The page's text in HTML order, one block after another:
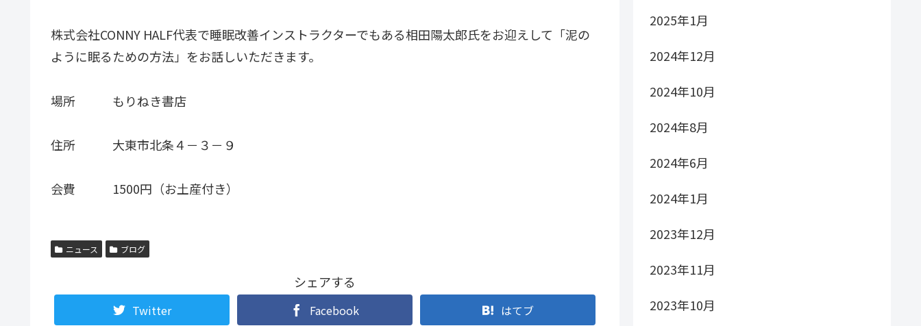
株式会社CONNY HALF代表で睡眠改善インストラクターでもある相田陽太郎氏をお迎えして「泥の
ように眠るための方法」をお話しいただきます。
場所 もりねき書店
住所 大東市北条４－３－９
会費 1500円（お土産付き）
ニュース ブログ
シェアする
Twitter Facebook はてブ
2025年1月
2024年12月
2024年10月
2024年8月
2024年6月
2024年1月
2023年12月
2023年11月
2023年10月